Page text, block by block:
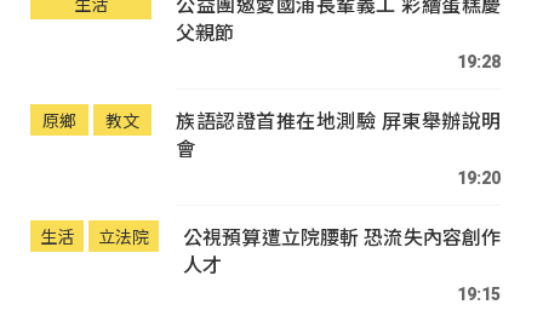
父親節
19:28
原鄉 教文
族語認證首推在地測驗 屏東舉辦說明
會
19:20
生活 立法院
公視預算遭立院腰斬 恐流失內容創作
人才
19:15